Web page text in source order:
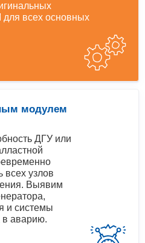
всех основных
модулем
ДГУ или
всех узлов
Выявим
и системы
в аварию.